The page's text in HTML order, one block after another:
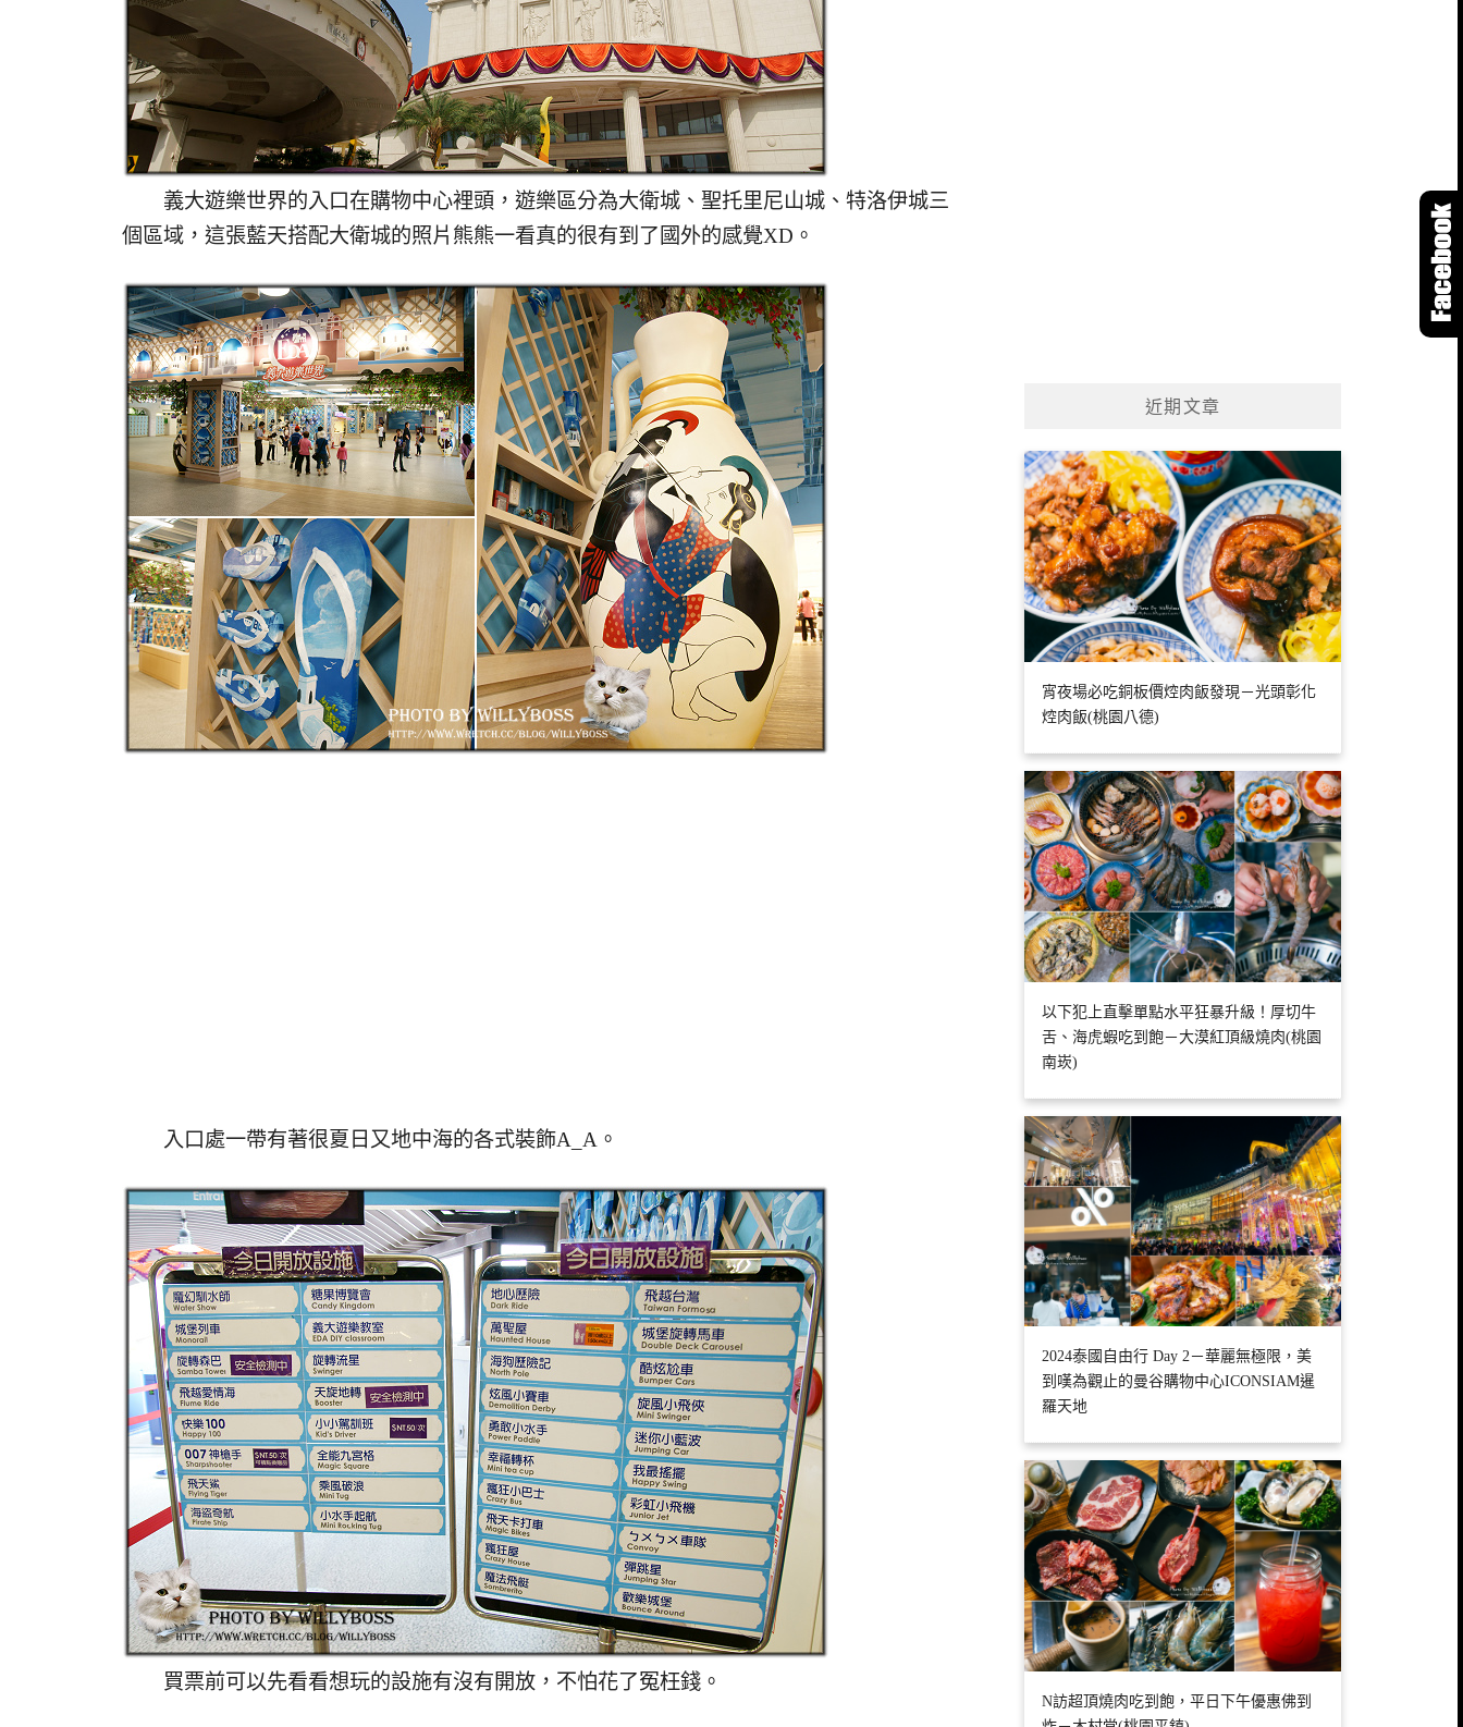
義大遊樂世界的入口在購物中心裡頭，遊樂區分為大衛城、聖托里尼山城、特洛伊城三
個區域，這張藍天搭配大衛城的照片熊熊一看真的很有到了國外的感覺XD。
入口處一帶有著很夏日又地中海的各式裝飾A_A。
買票前可以先看看想玩的設施有沒有開放，不怕花了冤枉錢。
近期文章
宵夜場必吃銅板價焢肉飯發現－光頭彰化
焢肉飯(桃園八德)
以下犯上直擊單點水平狂暴升級！厚切牛
舌、海虎蝦吃到飽－大漠紅頂級燒肉(桃園
南崁)
2024泰國自由行 Day 2－華麗無極限，美
到嘆為觀止的曼谷購物中心ICONSIAM暹
羅天地
N訪超頂燒肉吃到飽，平日下午優惠佛到